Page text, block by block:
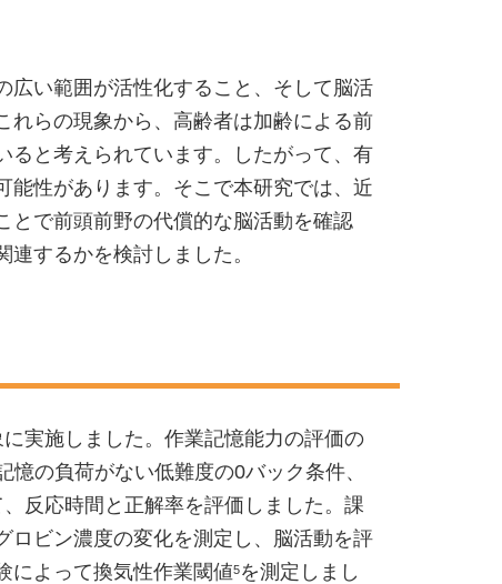
広い範囲が活性化すること、そして脳活
れらの現象から、高齢者は加齢による前
ると考えられています。したがって、有
能性があります。そこで本研究では、近
とで前頭前野の代償的な脳活動を確認
するかを検討しました。
実施しました。作業記憶能力の評価の
の負荷がない低難度の0バック条件、
反応時間と正解率を評価しました。課
ロビン濃度の変化を測定し、脳活動を評
によって換気性作業閾値5を測定しまし